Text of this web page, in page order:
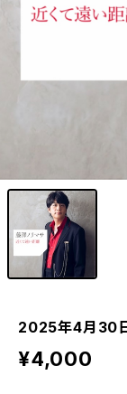
2025年4月30日
¥4,000